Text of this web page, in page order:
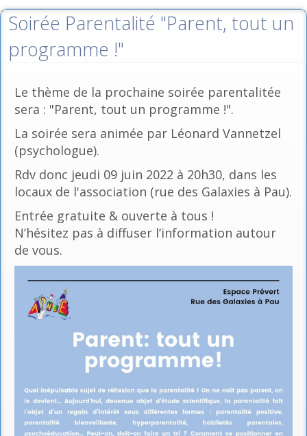
Soirée Parentalité "Parent, tout un
programme !"
Le thème de la prochaine soirée parentalitée
sera : "Parent, tout un programme !".
La soirée sera animée par Léonard Vannetzel
(psychologue).
Rdv donc jeudi 09 juin 2022 à 20h30, dans les
locaux de l'association (rue des Galaxies à Pau).
Entrée gratuite & ouverte à tous !
N’hésitez pas à diffuser l’information autour
de vous.